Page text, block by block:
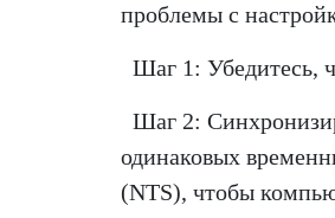
проблемы с
Шаг 1: Убедитесь,
Шаг 2:
одинаковых
(NTS), чтобы